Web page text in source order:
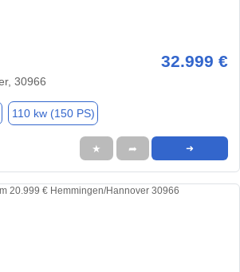
32.999 €
30966
110 kw (150 PS)
★ ➦ ➜